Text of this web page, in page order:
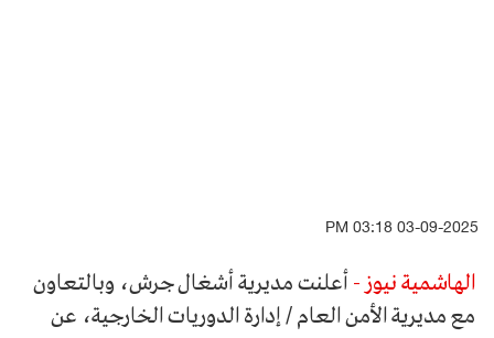
03-09-2025 03:18 PM
الهاشمية نيوز - أعلنت مديرية أشغال جرش، وبالتعاون
مع مديرية الأمن العام / إدارة الدوريات الخارجية، عن